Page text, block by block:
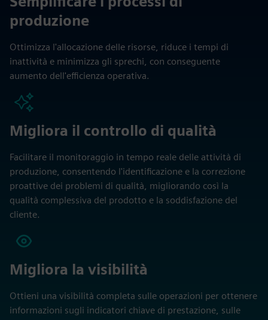
produzione
Ottimizza l'allocazione delle risorse, riduce i tempi di
inattività e minimizza gli sprechi, con conseguente
aumento dell'efficienza operativa.
Migliora il controllo di qualità
Facilitare il monitoraggio in tempo reale delle attività di
produzione, consentendo l'identificazione e la correzione
proattive dei problemi di qualità, migliorando così la
qualità complessiva del prodotto e la soddisfazione del
cliente.
Migliora la visibilità
Ottieni una visibilità completa sulle operazioni per ottenere
informazioni sugli indicatori chiave di prestazione, sulle